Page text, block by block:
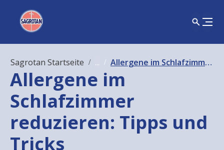
Sagrotan Startseite ... Allergene im Schlafzimmer reduzieren
Allergene im
Schlafzimmer
reduzieren: Tipps und
Tricks